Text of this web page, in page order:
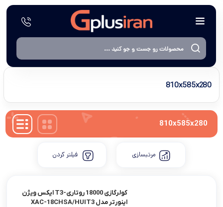
810x585x280
810x585x280
مرتبسازی فیلتر کردن
کولرگازی 18000 روتاری-T3 ایکس ویژن
اینوِرتر مدل XAC-18CHSA/HUIT3